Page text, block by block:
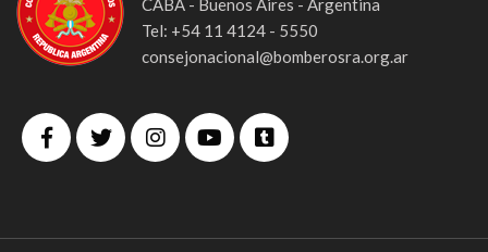
CABA - Buenos Aires - Argentina
Tel: +54 11 4124 - 5550
consejonacional@bomberosra.org.ar